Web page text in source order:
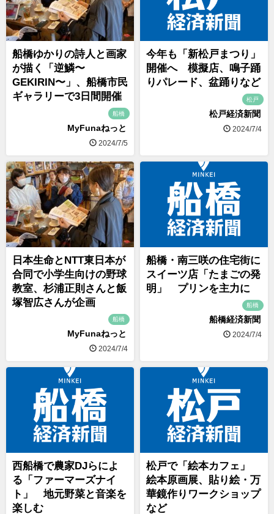
船橋ゆかりの詩人と画家
が描く「逆鱗〜
GEKIRIN〜」、船橋市民
ギャラリーで3日間開催
船橋
MyFunaねっと
2024/7/5
今年も「新松戸まつり」
開催へ 模擬店、鳴子踊
りパレード、盆踊りなど
松戸
松戸経済新聞
2024/7/4
日本生命とNTT東日本が
合同で小学生向けの野球
教室、杉浦正則さんと飯
塚智広さんが企画
船橋
MyFunaねっと
2024/7/4
船橋・南三咲の住宅街に
スイーツ店「たまごの発
明」 プリンを主力に
船橋
船橋経済新聞
2024/7/4
西船橋で農家DJらによ
る「ファーマーズナイ
ト」 地元野菜と音楽を
楽しむ
松戸で「絵本カフェ」
絵本原画展、貼り絵・万
華鏡作りワークショップ
など